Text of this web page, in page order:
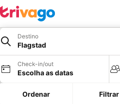
Destino
Flagstad
Check-in/out
Escolha as datas
Ordenar Filtrar